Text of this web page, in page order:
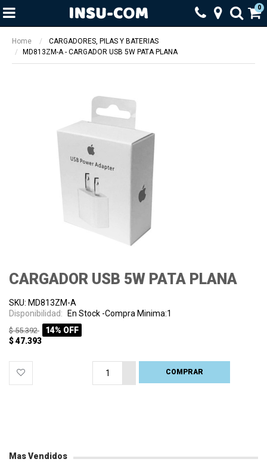
0
Home
CARGADORES, PILAS Y BATERIAS
MD813ZM-A - CARGADOR USB 5W PATA PLANA
CARGADOR USB 5W PATA PLANA
SKU: MD813ZM-A
Disponibilidad: En Stock -Compra Minima:1
$ 55.392
14% OFF
$ 47.393
COMPRAR
PROCESANDO
Mas Vendidos